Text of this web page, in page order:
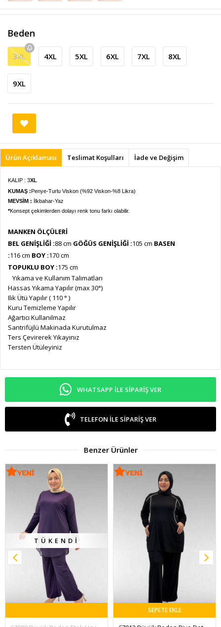
Beden
3XL 4XL 5XL 6XL 7XL 8XL
9XL
Ürün Açıklaması Teslimat Koşulları İade ve Değişim
KALIP : 3XL
KUMAŞ :Penye-Turlu Viskon (%92 Viskon-%8 Likra)
MEVSİM : İlkbahar-Yaz
*Konsept çekimlerden dolayı renk tonu farkı olabilir.
MANKEN ÖLÇÜLERİ
BEL GENİŞLİĞİ :88cm GÖĞÜS GENİŞLİĞİ :105 cm BASEN
:116cm BOY :170 cm
TOPUKLU BOY :175 cm
Yıkama ve Kullanım Talimatları
Hassas Yıkama Yapılır (max 30°)
Ilık Ütü Yapılır ( 110 ° )
Kuru Temizleme Yapılır
Ağartıcı Kullanılmaz
Santrifüjlü Makinada Kurutulmaz
Ters Çevirerek Yıkayınız
Tersten Ütüleyiniz
WHATSAPP ILE SIPARIŞ VER
TELEFON ILE SIPARIŞ VER
Benzer Ürünler
TÜKENDI
SEPETE EKLE